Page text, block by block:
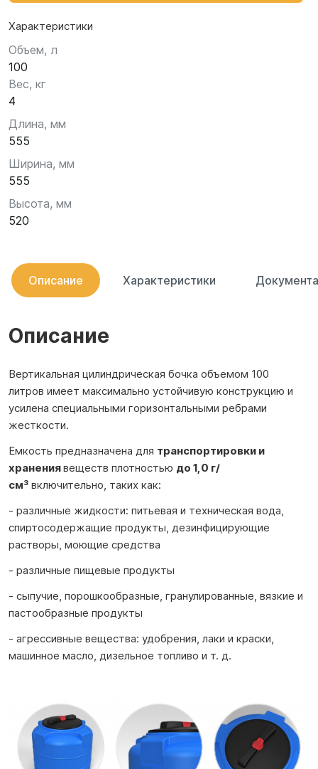
Характеристики
Объем, л
100
Вес, кг
4
Длина, мм
555
Ширина, мм
555
Высота, мм
520
Описание Характеристики
Описание
Вертикальная цилиндрическая бочка объемом 100
литров имеет максимально устойчивую конструкцию и
усилена специальными горизонтальными ребрами
жесткости.
Емкость предназначена для транспортировки и
хранениявеществ плотностью до 1,0 г/
см³ включительно, таких как:
- различные жидкости: питьевая и техническая вода,
спиртосодержащие продукты, дезинфицирующие
растворы, моющие средства
- различные пищевые продукты
- сыпучие, порошкообразные, гранулированные, вязкие и
пастообразные продукты
- агрессивные вещества: удобрения, лаки и краски,
машинное масло, дизельное топливо и т. д.